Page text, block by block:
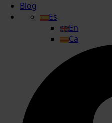
Blog
Es
En
Ca